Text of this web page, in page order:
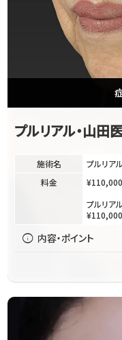
プルリアル・山田
施術名
プルリア
料金
プルリア
info 内容・ポイント